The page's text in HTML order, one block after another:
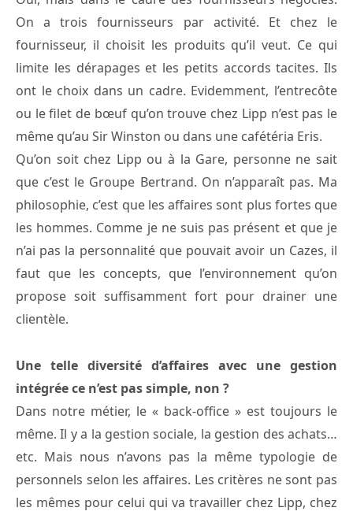
On a trois fournisseurs par activité. Et chez le
fournisseur, il choisit les produits qu’il veut. Ce qui
limite les dérapages et les petits accords tacites. Ils
ont le choix dans un cadre. Evidemment, l’entrecôte
ou le filet de bœuf qu’on trouve chez Lipp n’est pas le
même qu’au Sir Winston ou dans une cafétéria Eris.
Qu’on soit chez Lipp ou à la Gare, personne ne sait
que c’est le Groupe Bertrand. On n’apparaît pas. Ma
philosophie, c’est que les affaires sont plus fortes que
les hommes. Comme je ne suis pas présent et que je
n’ai pas la personnalité que pouvait avoir un Cazes, il
faut que les concepts, que l’environnement qu’on
propose soit suffisamment fort pour drainer une
clientèle.
Une telle diversité d’affaires avec une gestion
intégrée ce n’est pas simple, non ?
Dans notre métier, le « back-office » est toujours le
même. Il y a la gestion sociale, la gestion des achats…
etc. Mais nous n’avons pas la même typologie de
personnels selon les affaires. Les critères ne sont pas
les mêmes pour celui qui va travailler chez Lipp, chez